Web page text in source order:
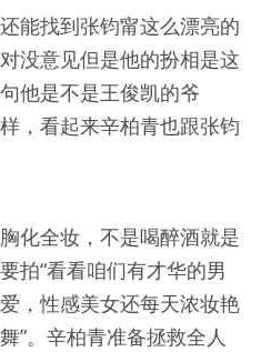
能找到张钧甯这么漂亮的
没意见但是他的扮相是这
他是不是王俊凯的爷
，看起来辛柏青也跟张钧
化全妆，不是喝醉酒就是
拍“看看咱们有才华的男
，性感美女还每天浓妆艳
”。辛柏青准备拯救全人